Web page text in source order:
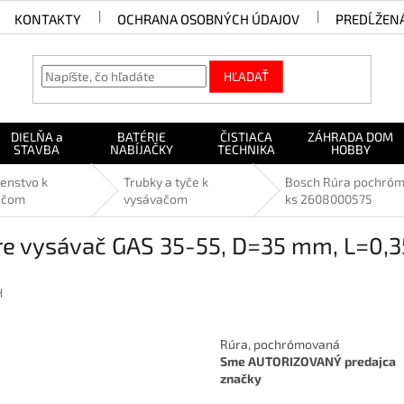
KONTAKTY OCHRANA OSOBNÝCH ÚDAJOV
HĽADAŤ
DIELŇA a
STAVBA
BATÉRIE
NABÍJAČKY
ČISTIACA
TECHNIKA
ZÁHRADA DOM
HOBBY
k
Trubky a tyče k
vysávačom
Bosch Rúra
ks 2608000575
vysávač GAS 35-55, D=35 mm,
Rúra, pochrómovaná
Sme AUTORIZOVANÝ predajca
značky